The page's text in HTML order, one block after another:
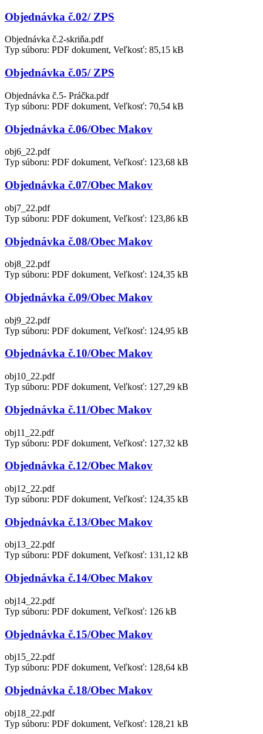
Objednávka č.02/ ZPS
Objednávka č.2-skriňa.pdf
Typ súboru: PDF dokument, Veľkosť: 85,15 kB
Objednávka č.05/ ZPS
Objednávka č.5- Práčka.pdf
Typ súboru: PDF dokument, Veľkosť: 70,54 kB
Objednávka č.06/Obec Makov
obj6_22.pdf
Typ súboru: PDF dokument, Veľkosť: 123,68 kB
Objednávka č.07/Obec Makov
obj7_22.pdf
Typ súboru: PDF dokument, Veľkosť: 123,86 kB
Objednávka č.08/Obec Makov
obj8_22.pdf
Typ súboru: PDF dokument, Veľkosť: 124,35 kB
Objednávka č.09/Obec Makov
obj9_22.pdf
Typ súboru: PDF dokument, Veľkosť: 124,95 kB
Objednávka č.10/Obec Makov
obj10_22.pdf
Typ súboru: PDF dokument, Veľkosť: 127,29 kB
Objednávka č.11/Obec Makov
obj11_22.pdf
Typ súboru: PDF dokument, Veľkosť: 127,32 kB
Objednávka č.12/Obec Makov
obj12_22.pdf
Typ súboru: PDF dokument, Veľkosť: 124,35 kB
Objednávka č.13/Obec Makov
obj13_22.pdf
Typ súboru: PDF dokument, Veľkosť: 131,12 kB
Objednávka č.14/Obec Makov
obj14_22.pdf
Typ súboru: PDF dokument, Veľkosť: 126 kB
Objednávka č.15/Obec Makov
obj15_22.pdf
Typ súboru: PDF dokument, Veľkosť: 128,64 kB
Objednávka č.18/Obec Makov
obj18_22.pdf
Typ súboru: PDF dokument, Veľkosť: 128,21 kB